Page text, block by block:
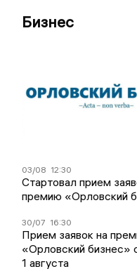
Бизнес
03/08 12:30
Стартовал прием
премию «Орловский
30/07 16:30
Прием заявок на
«Орловский бизнес»
1 августа